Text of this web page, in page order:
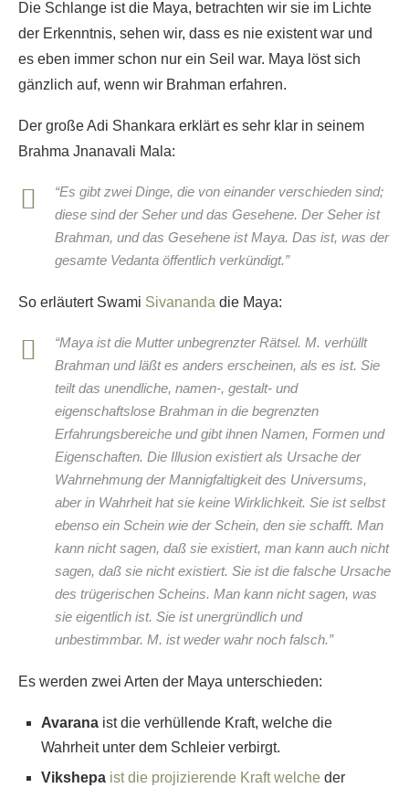
Die Schlange ist die Maya, betrachten wir sie im Lichte
der Erkenntnis, sehen wir, dass es nie existent war und
es eben immer schon nur ein Seil war. Maya löst sich
gänzlich auf, wenn wir Brahman erfahren.
Der große Adi Shankara erklärt es sehr klar in seinem
Brahma Jnanavali Mala:
“Es gibt zwei Dinge, die von einander verschieden sind;
diese sind der Seher und das Gesehene. Der Seher ist
Brahman, und das Gesehene ist Maya. Das ist, was der
gesamte Vedanta öffentlich verkündigt.”
So erläutert Swami Sivananda die Maya:
“Maya ist die Mutter unbegrenzter Rätsel. M. verhüllt
Brahman und läßt es anders erscheinen, als es ist. Sie
teilt das unendliche, namen-, gestalt- und
eigenschaftslose Brahman in die begrenzten
Erfahrungsbereiche und gibt ihnen Namen, Formen und
Eigenschaften. Die Illusion existiert als Ursache der
Wahrnehmung der Mannigfaltigkeit des Universums,
aber in Wahrheit hat sie keine Wirklichkeit. Sie ist selbst
ebenso ein Schein wie der Schein, den sie schafft. Man
kann nicht sagen, daß sie existiert, man kann auch nicht
sagen, daß sie nicht existiert. Sie ist die falsche Ursache
des trügerischen Scheins. Man kann nicht sagen, was
sie eigentlich ist. Sie ist unergründlich und
unbestimmbar. M. ist weder wahr noch falsch.”
Es werden zwei Arten der Maya unterschieden:
Avarana ist die verhüllende Kraft, welche die
Wahrheit unter dem Schleier verbirgt.
Vikshepa ist die projizierende Kraft welche der